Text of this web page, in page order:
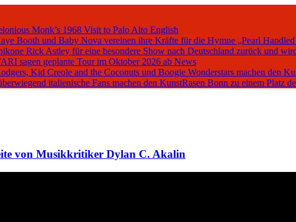
Monk’s 1968 Visit to Palo Alto English
Booth und Baby Nova vereinen ihre Kräfte für die Hymne „Pearl Handled
Rick Astley für eine besondere Show nach Deutschland zurück und
sagen geplante Tour im Oktober 2026 ab News
Kid Creole and the Coconuts und Boogie Wonderstars machen den
italienische Fans machen den KunstRasen Bonn zu einem Platz
von Musikkritiker Dylan C. Akalin